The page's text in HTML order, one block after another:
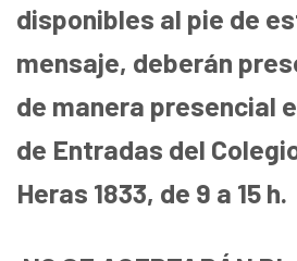
disponibles al pie de
mensaje, deberán
de manera presencial
de Entradas del
Heras 1833, de 9 a 15 h.